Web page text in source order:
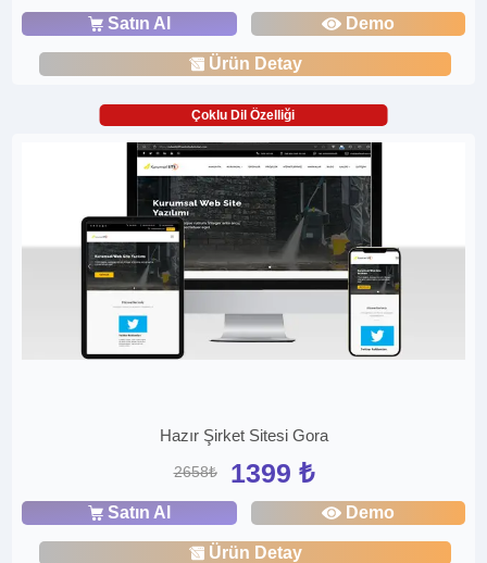
Satın Al Demo
Ürün Detay
Çoklu Dil Özelliği
Hazır Şirket Sitesi Gora
2658₺ 1399 ₺
Satın Al Demo
Ürün Detay